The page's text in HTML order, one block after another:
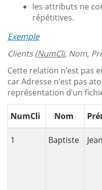
les attributs ne
répétitives.
Exemple
Clients (NumCli, Nom,
Cette relation n’est pas
car Adresse n’est pas
représentation d’un
NumCli Nom
1 Baptiste